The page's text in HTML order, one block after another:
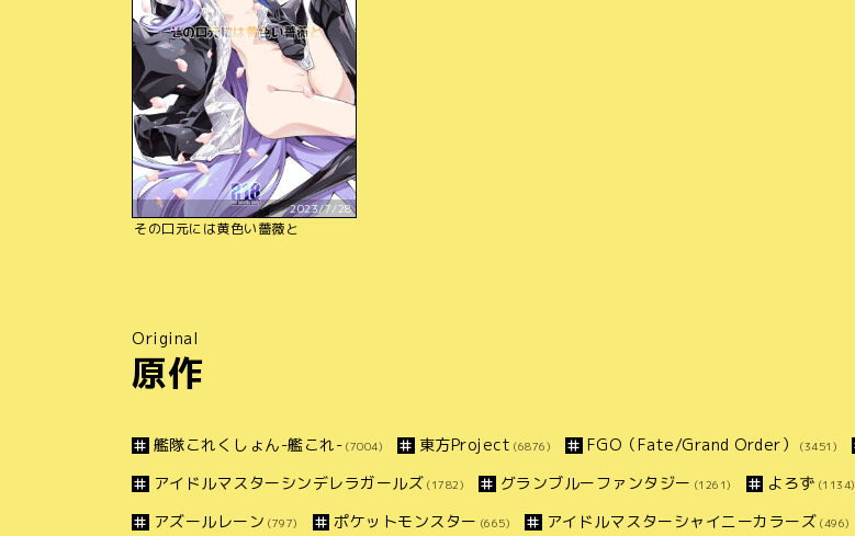
2023/7/28
その口元には黄色い薔薇と
Original
原作
艦隊これくしょん-艦これ- (7004) 東方Project (6876) FGO（Fate/Grand Order） (3451)
アイドルマスターシンデレラガールズ (1782) グランブルーファンタジー (1261) よろず (1134)
アズールレーン (797) ポケットモンスター (665) アイドルマスターシャイニーカラーズ (496)